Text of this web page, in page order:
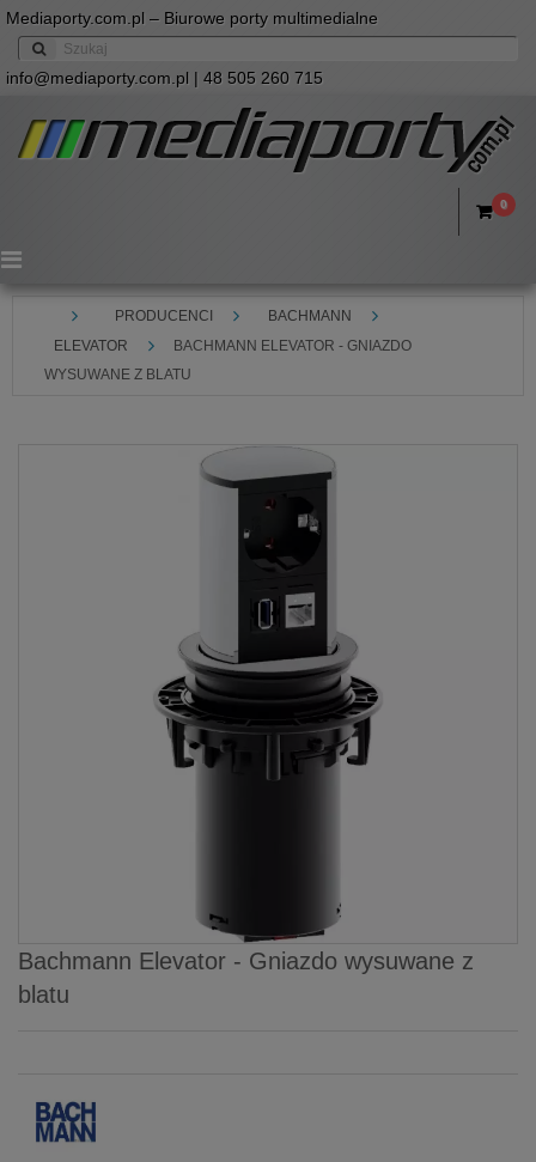
Mediaporty.com.pl – Biurowe porty multimedialne
info@mediaporty.com.pl | 48 505 260 715
0
Menu
PRODUCENCI
BACHMANN
ELEVATOR
BACHMANN ELEVATOR - GNIAZDO
WYSUWANE Z BLATU
Bachmann Elevator - Gniazdo wysuwane z
blatu